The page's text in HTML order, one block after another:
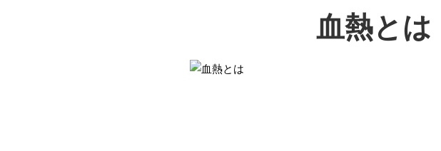
血熱とは